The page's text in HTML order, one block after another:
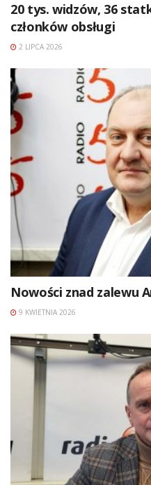
20 tys. widzów, 36
członków obsługi
2 LIPCA 2026
Nowości znad zalewu
9 KWIETNIA 2026